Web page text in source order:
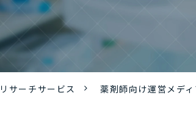
リサーチサービス 薬剤師向け運営メデ